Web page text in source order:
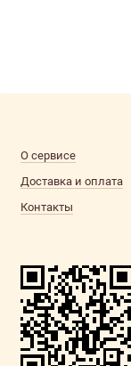
О сервисе
Доставка и оплата
Контакты